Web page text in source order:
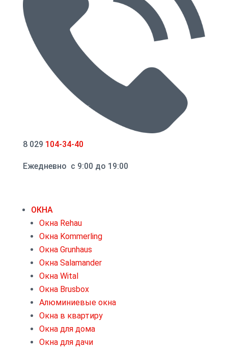
8 029 104-34-40
Ежедневно с 9:00 до 19:00
ОКНА
Окна Rehau
Окна Kommerling
Окна Grunhaus
Окна Salamander
Окна Wital
Окна Brusbox
Алюминиевые окна
Окна в квартиру
Окна для дома
Окна для дачи